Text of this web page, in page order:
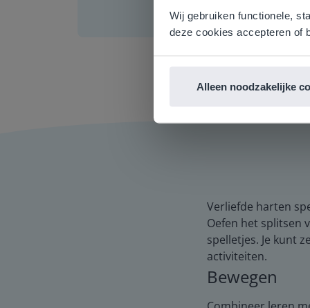
Wij gebruiken functionele,
deze cookies accepteren of
Alleen noodzakelijke
Verliefde harten
Oefen het splitsen
spelletjes. Je kunt
activiteiten.
Bewegen